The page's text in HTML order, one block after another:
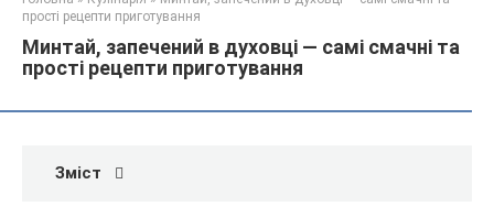
прості рецепти приготування
Минтай, запечений в духовці — самі смачні та
прості рецепти приготування
Зміст